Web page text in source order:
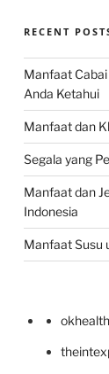
RECENT
Manfaat
Anda Ketahui
Manfaat dan
Segala yang
Manfaat dan
Indonesia
Manfaat Susu